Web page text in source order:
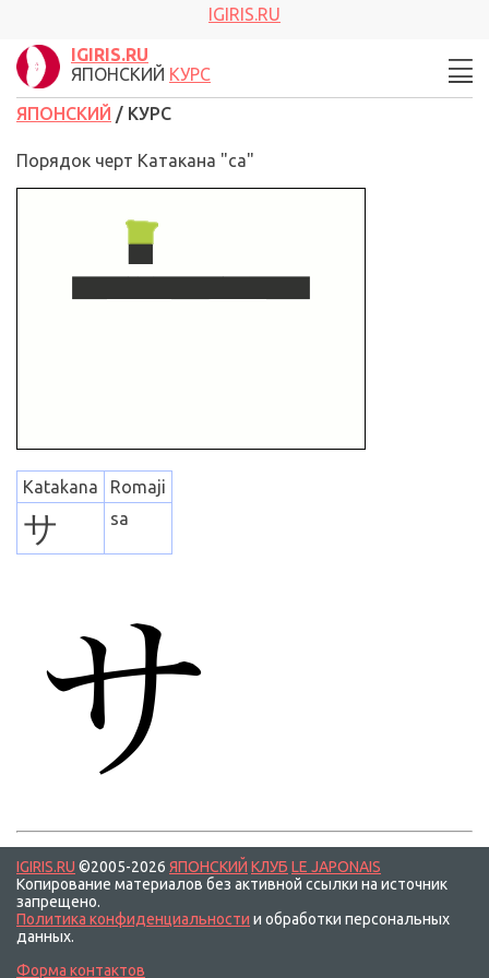
IGIRIS.RU
IGIRIS.RU
ЯПОНСКИЙ КУРС
ЯПОНСКИЙ / КУРС
Порядок черт Катакана "са"
Katakana Romaji
サ sa
IGIRIS.RU ©2005-2026 ЯПОНСКИЙ КЛУБ LE JAPONAIS
Копирование материалов без активной ссылки на источник
запрещено.
Политика конфиденциальности и обработки персональных
данных.
Форма контактов